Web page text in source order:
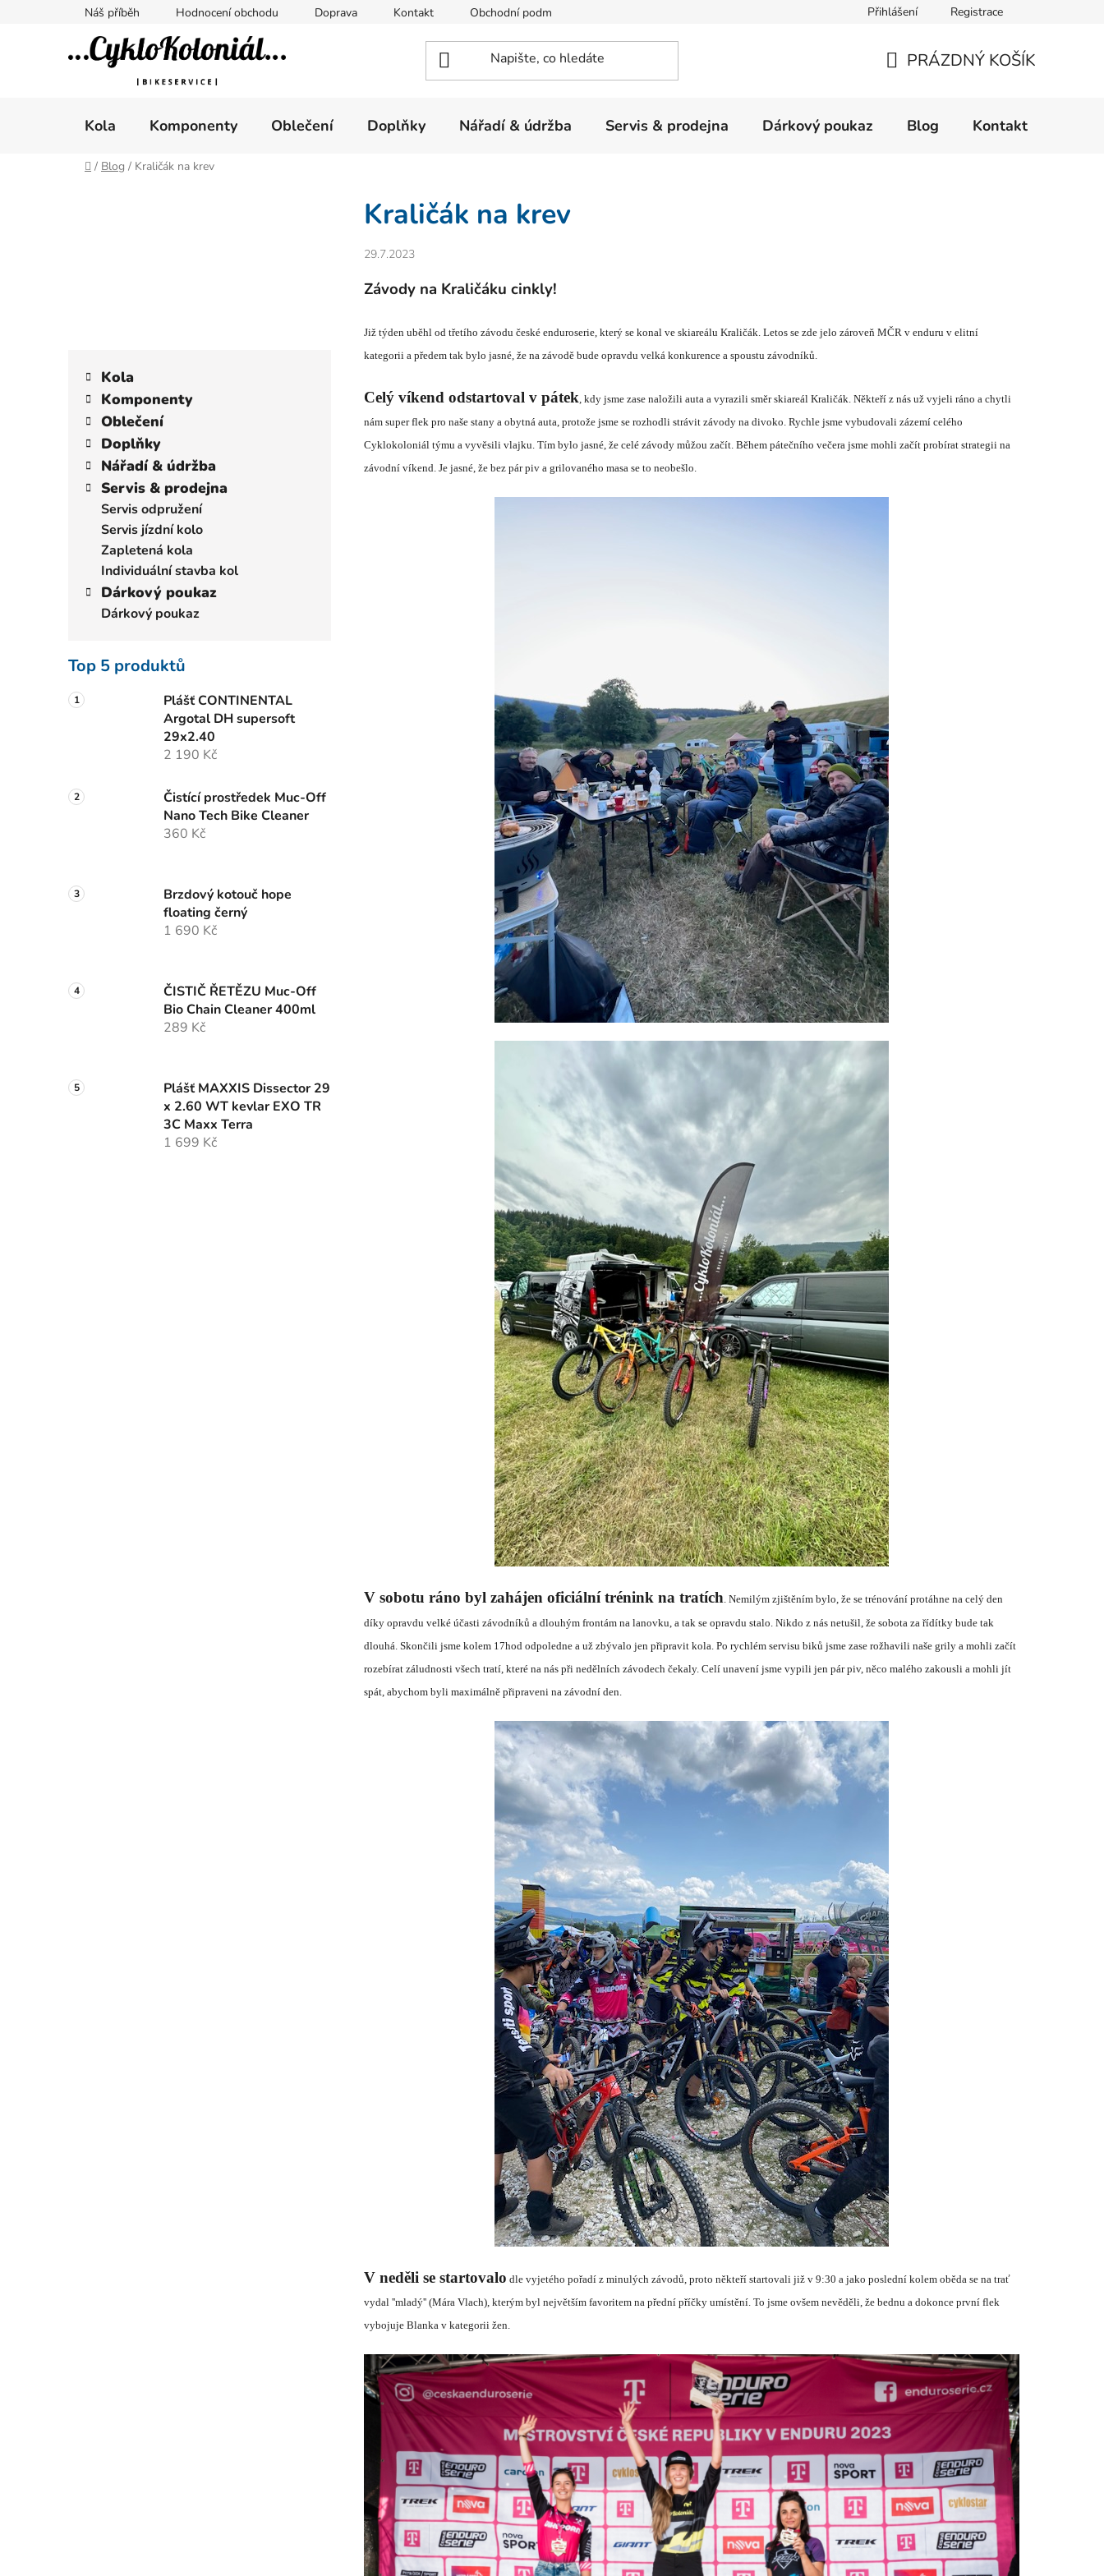
Náš příběh Hodnocení obchodu Doprava Kontakt Obchodní podmínky Formulář pro reklamaci zboží
Přihlášení Registrace
KOŠÍK
PRÁZDNÝ KOŠÍK
Kola Komponenty Oblečení Doplňky Nářadí & údržba Servis & prodejna Dárkový poukaz Blog Kontakt
Domů
/ Blog / Kraličák na krev
kategorie
Kola
Komponenty
Oblečení
Doplňky
Nářadí & údržba
Servis & prodejna
Servis odpružení
Servis jízdní kolo
Zapletená kola
Individuální stavba kol
Dárkový poukaz
Dárkový poukaz
Top 5 produktů
Plášť CONTINENTAL
Argotal DH supersoft
29x2.40
2 190 Kč
Čistící prostředek Muc-Off
Nano Tech Bike Cleaner
360 Kč
Brzdový kotouč hope
floating černý
1 690 Kč
ČISTIČ ŘETĚZU Muc-Off
Bio Chain Cleaner 400ml
289 Kč
Plášť MAXXIS Dissector 29
x 2.60 WT kevlar EXO TR
3C Maxx Terra
1 699 Kč
Kraličák na krev
29.7.2023
Závody na Kraličáku cinkly!
Již týden uběhl od třetího závodu české enduroserie, který se konal ve skiareálu Kraličák. Letos se zde jelo zároveň MČR v enduru v elitní
kategorii a předem tak bylo jasné , že na závodě bude opravdu velká konkurence a spoustu závodníků.
Celý víkend odstartoval v pátek , kdy jsme zase naložili auta a vyrazili směr skiareál Kraličák. Někteří z nás už vyjeli ráno a chytli
nám super flek pro naše stany a obytná auta, protože jsme se rozhodli strávit závody na divoko. Rychle jsme vybudovali zázemí celého
Cyklokoloniál týmu a vyvěsili vlajku. Tím bylo jasné , že celé závody můžou začít. Během pátečního večera jsme mohli začít probírat strategii na
závodní víkend. Je jasné , že bez pár piv a grilovaného masa se to neobešlo.
V sobotu ráno byl zahájen oficiálnítrénink na tratích . Nemilým zjištěním bylo, že se trénování protáhne na celý den
díky opravdu velké účasti závodníků a dlouhým frontám na lanovku, a tak se opravdu stalo. Nikdo z nás netušil, že sobota za řídítky bude tak
dlouhá . Skončili jsme kolem 17hod odpoledne a už zbývalo jen připravit kola. Po rychlém servisu biků jsme zase rožhavili naše grily a mohli začít
rozebírat záludnosti všech tratí , které na nás při nedělních závodech čekaly. Celí unavení jsme vypili jen pár piv, něco malého zakousli a mohli jít
spát, abychom byli maximálně připraveni na závodní den.
V neděli se startovalo dle vyjetého pořadí z minulých závodů, proto někteří startovali již v 9:30 a jako poslední kolem oběda se na trať
vydal ''mladý'' (Mára Vlach), kterým byl největším favoritem na přední příčky umístění . To jsme ovšem nevěděli, že bednu a dokonce první flek
vybojuje Blanka v kategorii žen.